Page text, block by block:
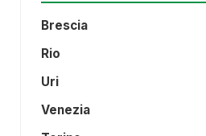
Brescia
Rio
Uri
Venezia